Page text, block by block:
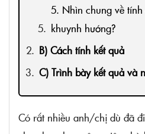
5. Nhìn chung về
khuynh hướng?
B) Cách tính kết quả
C) Trình bày kết quả và
Có rất nhiều anh/chị dù đã